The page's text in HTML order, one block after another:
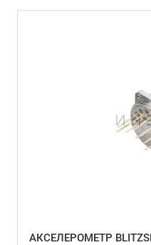
АКСЕЛЕРОМЕТР